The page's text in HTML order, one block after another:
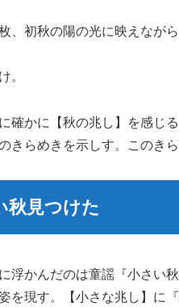
、初秋の陽の光に映えなが
。
確かに【秋の兆し】を感じ
きらめきを示しす。このき
秋見つけた
浮かんだのは童謡『小さい
を現す。【小さな兆し】に『